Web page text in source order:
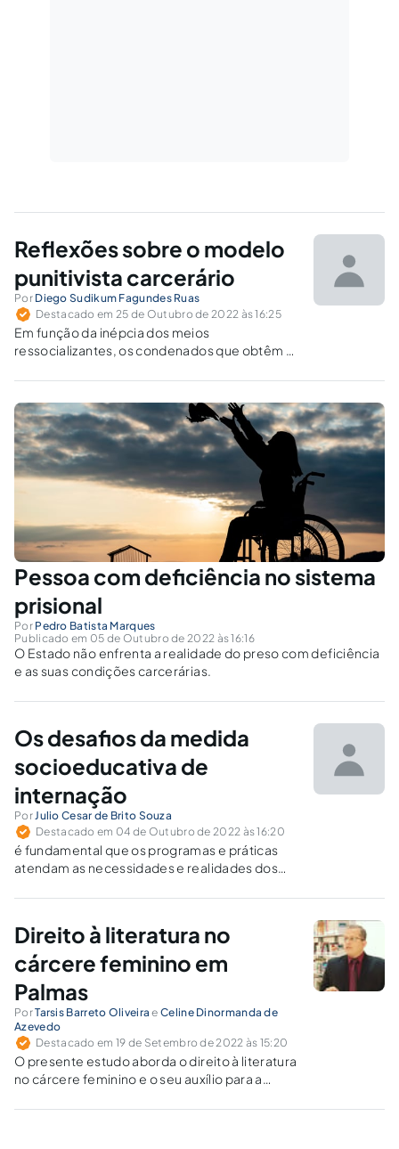
Reflexões sobre o modelo
punitivista carcerário
Por Diego Sudikum Fagundes Ruas
Destacado em 25 de Outubro de 2022 às 16:25
Em função da inépcia dos meios
ressocializantes, os condenados que obtêm a
reincidência.
Pessoa com deficiência no sistema
prisional
Por Pedro Batista Marques
Publicado em 05 de Outubro de 2022 às 16:16
O Estado não enfrenta a realidade do preso com deficiência
e as suas condições carcerárias.
Os desafios da medida
socioeducativa de
internação
Por Julio Cesar de Brito Souza
Destacado em 04 de Outubro de 2022 às 16:20
é fundamental que os programas e práticas
atendam as necessidades e realidades dos
social, cultural e econômico em que vivem
Direito à literatura no
cárcere feminino em
Palmas
PorTarsis Barreto Oliveira eCeline Dinormanda de
Azevedo
Destacado em 19 de Setembro de 2022 às 15:20
O presente estudo aborda o direito à literatura
no cárcere feminino e o seu auxílio para a
foco na Unidade Prisional Feminina de Palmas-